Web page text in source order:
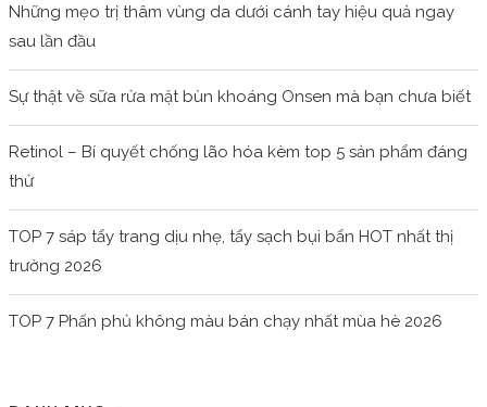
Những mẹo trị thâm vùng da dưới cánh tay hiệu quả ngay
sau lần đầu
Sự thật về sữa rửa mặt bùn khoáng Onsen mà bạn chưa biết
Retinol – Bí quyết chống lão hóa kèm top 5 sản phẩm đáng
thử
TOP 7 sáp tẩy trang dịu nhẹ, tẩy sạch bụi bẩn HOT nhất thị
trường 2026
TOP 7 Phấn phủ không màu bán chạy nhất mùa hè 2026